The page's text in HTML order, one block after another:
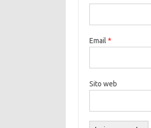
Email *
Sito web